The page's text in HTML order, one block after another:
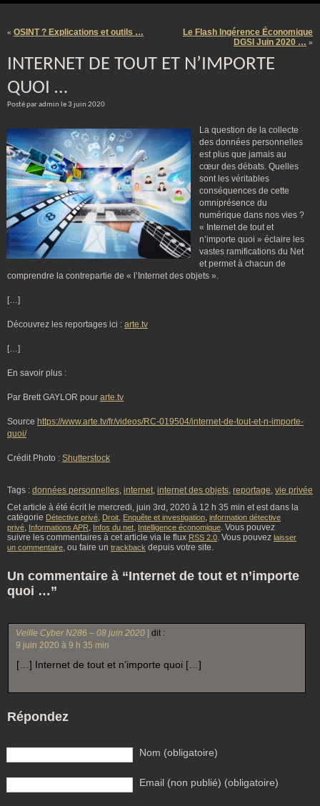
« OSINT ? Explications et outils …
Le Flash Ingérence Économique
DGSI Juin 2020 … »
INTERNET DE TOUT ET N’IMPORTE
QUOI …
Posté par admin le 3 juin 2020
La question de la collecte
des données personnelles
est plus que jamais au
cœur des débats. Quelles
sont les véritables
conséquences de cette
omniprésence du
numérique dans nos vies ?
« Internet de tout et
n’importe quoi » éclaire les
vastes ramifications du Net
et permet à chacun de
comprendre la contrepartie de « l’Internet des objets ».
[…]
Découvrez les reportages ici : arte.tv
[…]
En savoir plus :
Par Brett GAYLOR pour arte.tv
Source https://www.arte.tv/fr/videos/RC-019504/internet-de-tout-et-n-importe-
quoi/
Crédit Photo : Shutterstock
Tags : données personnelles, internet, internet des objets, reportage, vie privée
Cet article à été écrit le mercredi, juin 3rd, 2020 à 12 h 35 min et est dans la
catégorie Détective privé, Droit, Enquête et investigation, information détective
privé, Informations APR, Infos du net, Intelligence économique. Vous pouvez
suivre les commentaires à cet article via le flux RSS 2.0. Vous pouvez laisser
un commentaire, ou faire un trackback depuis votre site.
Un commentaire à “Internet de tout et n’importe
quoi …”
Veille Cyber N286 – 08 juin 2020 |
dit :
9 juin 2020 à 9 h 35 min
[…] Internet de tout et n’importe quoi […]
Répondez
Nom (obligatoire)
Email (non publié) (obligatoire)